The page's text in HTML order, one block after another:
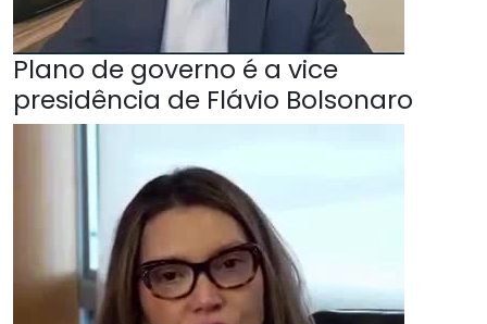
Plano de governo é a vice
presidência de Flávio Bolsonaro